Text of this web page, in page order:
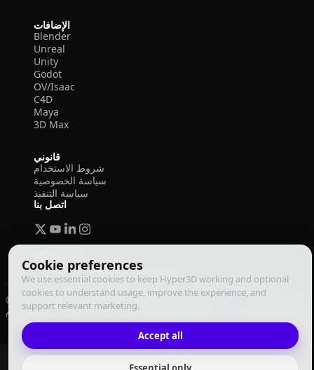
Cookie preferences
We use essential cookies to keep Hyper3D working and optional
cookies to understand usage, improve the experience, and
support relevant marketing.
Accept all
الإضافات
Blender
Unreal
Unity
Godot
OV/Isaac
C4D
Maya
3D Max
قانوني
شروط الاستخدام
سياسة الخصوصية
سياسة التنفيذ
اتصل بنا
© 2026 Deemos Corporation. جميع الحقوق محفوظة
شروط الاستخدامسياسة الخصوصية سياسة التنفيذ